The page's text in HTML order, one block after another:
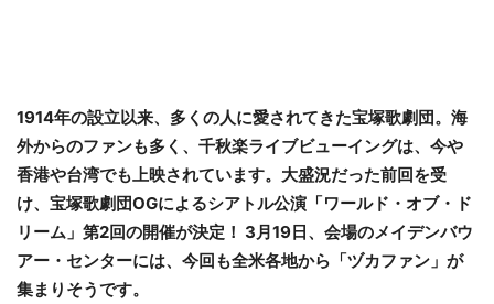
1914年の設立以来、多くの人に愛されてきた宝塚歌劇団。海
外からのファンも多く、千秋楽ライブビューイングは、今や
香港や台湾でも上映されています。大盛況だった前回を受
け、宝塚歌劇団OGによるシアトル公演「ワールド・オブ・ド
リーム」第2回の開催が決定！ 3月19日、会場のメイデンバウ
アー・センターには、今回も全米各地から「ヅカファン」が
集まりそうです。